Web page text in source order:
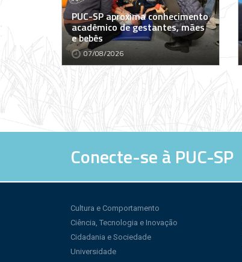
PUC-SP aproxima conhecimento
acadêmico de gestantes, mães
e bebês
07/08/2026
Conecte-se à PUC-SP
Cultura e Comportamento
Ciência, Tecnologia e Inovação
Cidadania e Sociedade
Universidade